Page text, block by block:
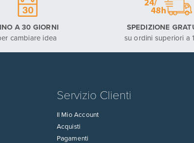
A 30 GIORNI
cambiare idea
SPEDIZIONE
su ordini superiori a
Servizio Clienti
Il Mio Account
Acquisti
Pagamenti